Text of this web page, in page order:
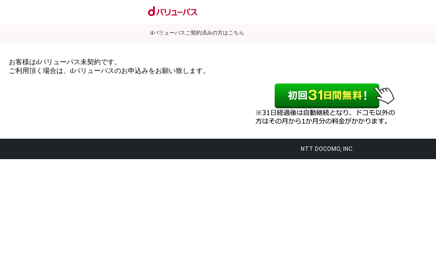
dバリューパスご契約済みの方はこちら
お客様はdバリューパス未契約です。
ご利用頂く場合は、dバリューパスのお申込みをお願い致します。
NTT DOCOMO, INC.